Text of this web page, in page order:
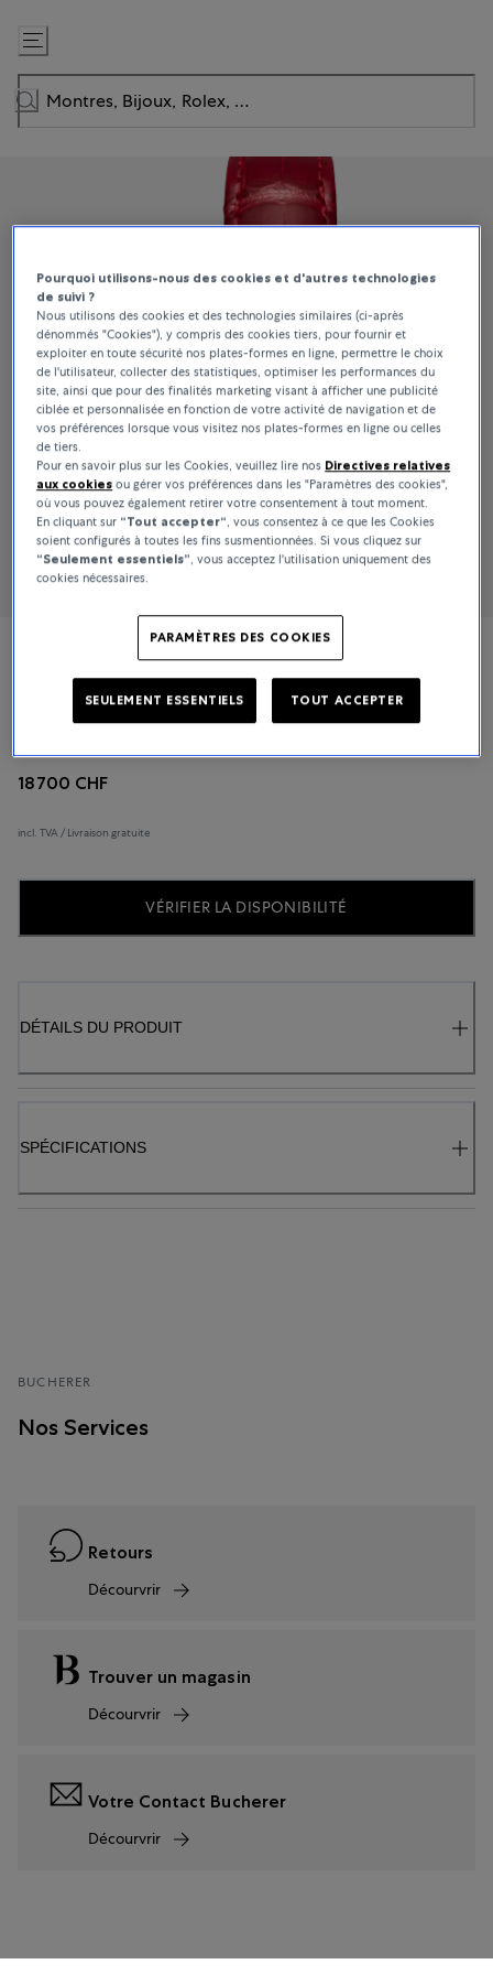
Passer
au
contenu
Luminor Due
18 700 CHF
incl. TVA / Livraison gratuite
VÉRIFIER LA DISPONIBILITÉ
DÉTAILS DU PRODUIT
SPÉCIFICATIONS
BUCHERER
Nos Services
Retours
Décourvrir
Trouver un magasin
Décourvrir
Votre Contact Bucherer
Décourvrir
Pourquoi utilisons-nous des cookies et d'autres technologies
de suivi ?
Nous utilisons des cookies et des technologies similaires (ci-après
dénommés "Cookies"), y compris des cookies tiers, pour fournir et
exploiter en toute sécurité nos plates-formes en ligne, permettre le choix
de l'utilisateur, collecter des statistiques, optimiser les performances du
site, ainsi que pour des finalités marketing visant à afficher une publicité
ciblée et personnalisée en fonction de votre activité de navigation et de
vos préférences lorsque vous visitez nos plates-formes en ligne ou celles
de tiers.
Pour en savoir plus sur les Cookies, veuillez lire nos Directives relatives
aux cookies ou gérer vos préférences dans les "Paramètres des cookies",
où vous pouvez également retirer votre consentement à tout moment.
En cliquant sur “Tout accepter“ , vous consentez à ce que les Cookies
soient configurés à toutes les fins susmentionnées. Si vous cliquez sur
“Seulement essentiels” , vous acceptez l'utilisation uniquement des
cookies nécessaires.
PARAMÈTRES DES COOKIES
SEULEMENT ESSENTIELS TOUT ACCEPTER